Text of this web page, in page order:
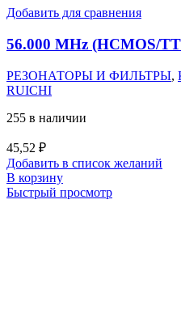
Добавить для сравнения
56.000 MHz (HCMOS/
РЕЗОНАТОРЫ И ФИЛЬТРЫ,
RUICHI
255 в наличии
45,52 ₽
Добавить в список желаний
В корзину
Быстрый просмотр